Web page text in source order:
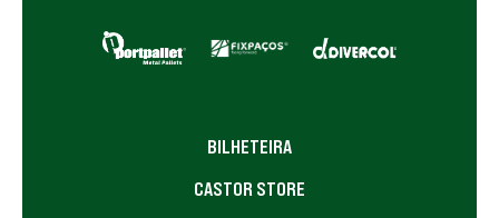
BILHETEIRA
CASTOR STORE